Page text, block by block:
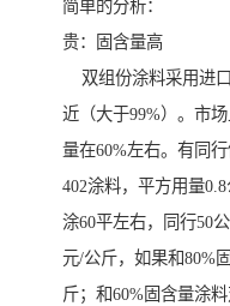
简单的分析：
贵：固含量高
双组份涂料采用进
近（大于99%）。市
量在60%左右。有同
402涂料，平方用量
涂60平左右，同行50
元/公斤，如果和80%
斤；和60%固含量涂